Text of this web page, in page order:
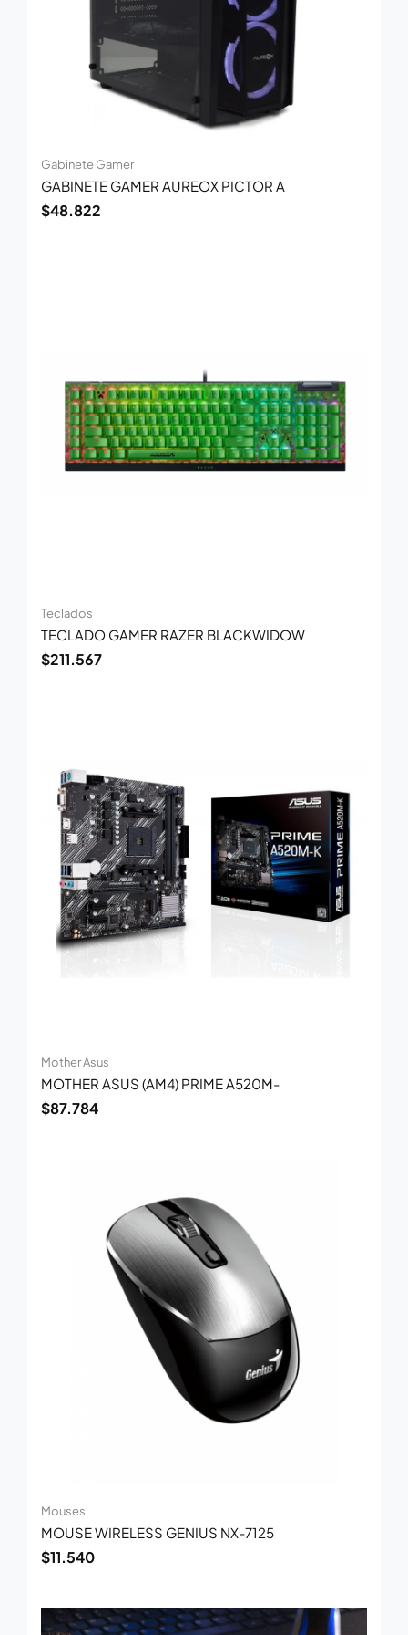
Gabinete Gamer
GABINETE GAMER AUREOX PICTOR A
$48.822
Teclados
TECLADO GAMER RAZER BLACKWIDOW
$211.567
Mother Asus
MOTHER ASUS (AM4) PRIME A520M-
$87.784
Mouses
MOUSE WIRELESS GENIUS NX-7125
$11.540
precio
precio